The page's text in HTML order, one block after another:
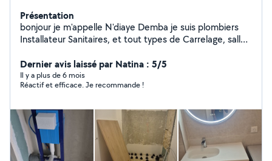
Présentation
bonjour je m'appelle N'diaye Demba je suis plombiers
Installateur Sanitaires, et tout types de Carrelage, salles
sortes d'activités et a votre services pour résoudre vos
problèmes .
Dernier avis laissé par Natina : 5/5
Il y a plus de 6 mois
Réactif et efficace. Je recommande !